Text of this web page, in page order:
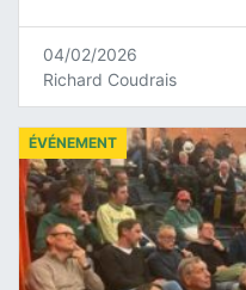
04/02/2026
Richard Coudrais
ÉVÉNEMENT